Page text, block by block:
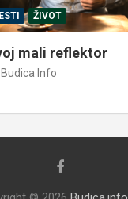
ŽIVOT
mali reflektor
Budica Info